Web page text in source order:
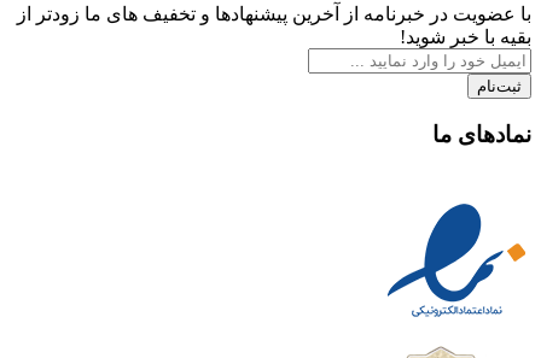
با عضویت در خبرنامه از آخرین پیشنهادها و تخفیف های ما زودتر از
بقیه با خبر شوید!
ثبت‌نام
نمادهای ما